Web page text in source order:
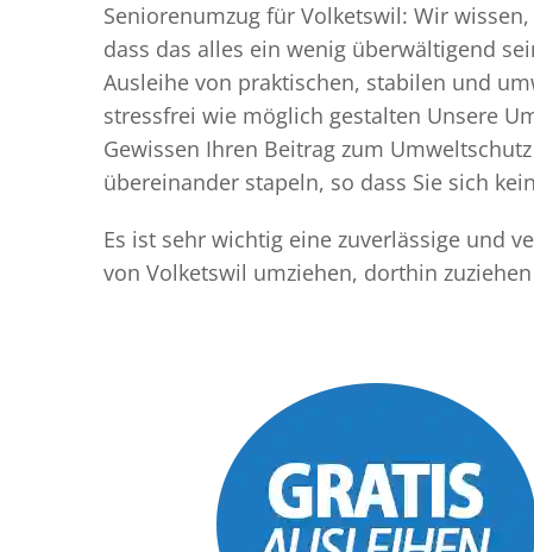
Seniorenumzug für Volketswil: Wir
dass das alles ein wenig überwältigend
Ausleihe von praktischen, stabilen und
stressfrei wie möglich gestalten Unsere
Gewissen Ihren Beitrag zum
übereinander stapeln, so dass Sie sich
Es ist sehr wichtig eine zuverlässige und
von Volketswil umziehen, dorthin